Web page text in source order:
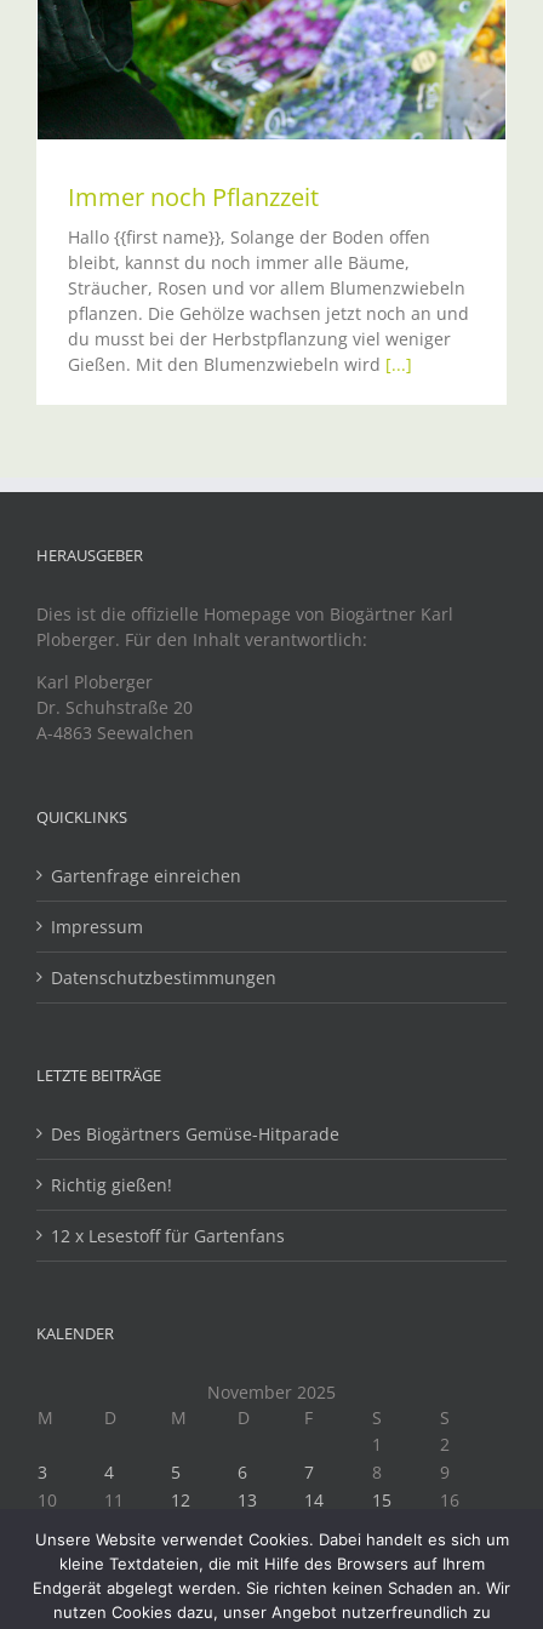
Immer noch Pflanzzeit
Hallo {{first name}}, Solange der Boden offen
bleibt, kannst du noch immer alle Bäume,
Sträucher, Rosen und vor allem Blumenzwiebeln
pflanzen. Die Gehölze wachsen jetzt noch an und
du musst bei der Herbstpflanzung viel weniger
Gießen. Mit den Blumenzwiebeln wird [...]
HERAUSGEBER
Dies ist die offizielle Homepage von Biogärtner Karl
Ploberger. Für den Inhalt verantwortlich:
Karl Ploberger
Dr. Schuhstraße 20
A-4863 Seewalchen
QUICKLINKS
Gartenfrage einreichen
Impressum
Datenschutzbestimmungen
LETZTE BEITRÄGE
Des Biogärtners Gemüse-Hitparade
Richtig gießen!
12 x Lesestoff für Gartenfans
KALENDER
November 2025
M
D M D F S
S
1
2
3
4 5 6 7 8
9
10
11 12 13 14 15
16
25 26 27 28 29
30
« Okt.
Dez. »
Unsere Website verwendet Cookies. Dabei handelt es sich um
kleine Textdateien, die mit Hilfe des Browsers auf Ihrem
Endgerät abgelegt werden. Sie richten keinen Schaden an. Wir
nutzen Cookies dazu, unser Angebot nutzerfreundlich zu